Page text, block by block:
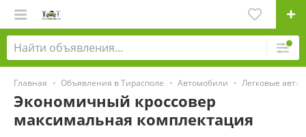
Главная Объявления в Тирасполе Автомобили Легковые
Экономичный кроссовер
максимальная комплектация